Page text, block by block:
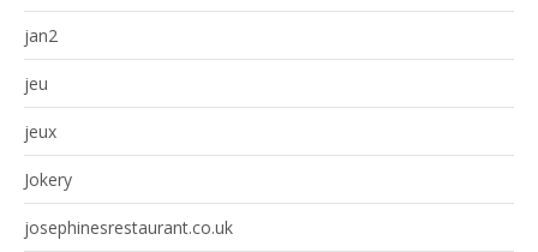
jan2
jeu
jeux
Jokery
josephinesrestaurant.co.uk